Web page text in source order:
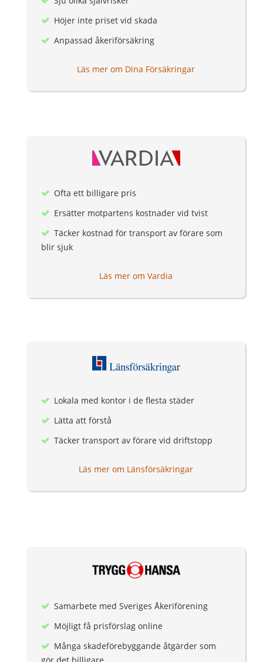
Höjer inte priset vid skada
Anpassad åkeriförsäkring
Läs mer om Dina Försäkringar
Ofta ett billigare pris
Ersätter motpartens kostnader vid tvist
Täcker kostnad för transport av förare som
blir sjuk
Läs mer om Vardia
Lokala med kontor i de flesta städer
Lätta att förstå
Täcker transport av förare vid driftstopp
Läs mer om Länsförsäkringar
Samarbete med Sveriges Åkeriförening
Möjligt få prisförslag online
Många skadeförebyggande åtgärder som